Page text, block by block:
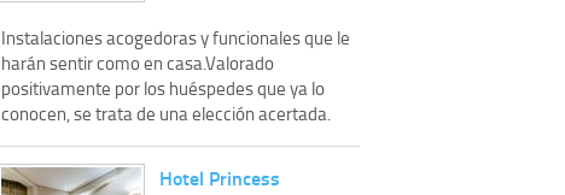
Instalaciones acogedoras y funcionales que le
harán sentir como en casa.Valorado
positivamente por los huéspedes que ya lo
conocen, se trata de una elección acertada.
Hotel Princess